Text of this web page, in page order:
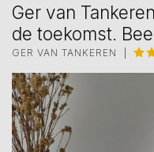
Ger van
de toekomst.
GER VAN TANKEREN